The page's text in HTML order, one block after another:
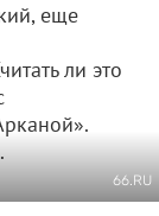
еще
ли это
66.RU